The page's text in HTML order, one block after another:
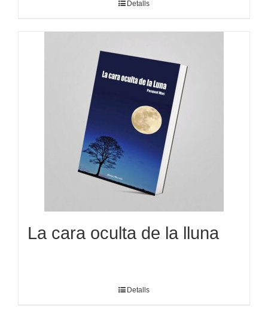
Detalls
La cara oculta de la lluna
Detalls